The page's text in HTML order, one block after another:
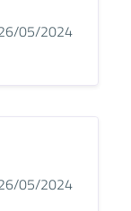
05/2024
05/2024